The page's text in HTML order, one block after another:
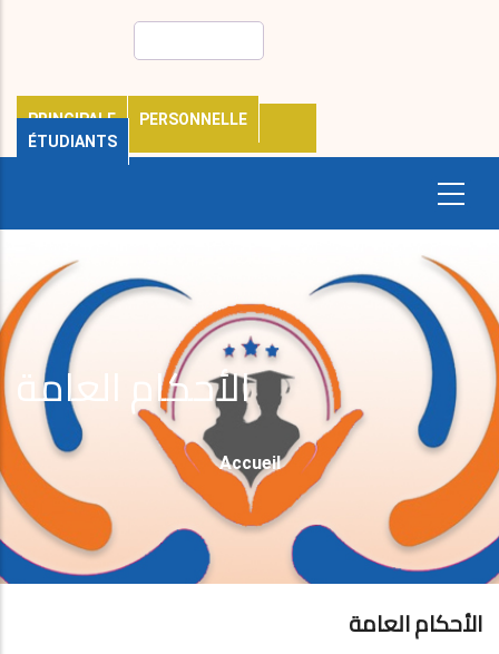
PRINCIPALE
PERSONNELLE
ÉTUDIANTS
الأحكام العامة
Fil
D'Ariane
Accueil
الأحكام العامة